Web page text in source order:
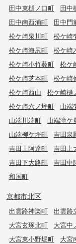
田中東樋ノ口町
田中
田中南西浦町
田中門
松ケ崎泉川町
松ケ崎
松ケ崎海尻町
松ケ崎
松ケ崎小竹薮町
松ケ
松ケ崎芝本町
松ケ崎
松ケ崎西山
松ケ崎樋
松ケ崎六ノ坪町
山端
山端川端町
山端滝ケ
山端柳ケ坪町
吉田泉
吉田上阿達町
吉田上
吉田下大路町
吉田中
和国町
京都市北区
出雲路神楽町 出雲路
大宮玄琢北町
大宮中
大宮東小野堀町
大宮